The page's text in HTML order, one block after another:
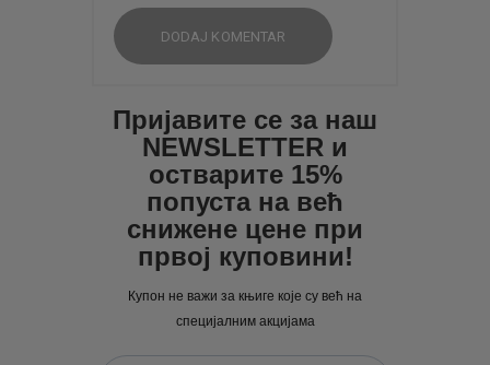
Пријавите се за наш
NEWSLETTER и
остварите 15%
попуста на већ
снижене цене при
првој куповини!
Купон не важи за књиге које су већ на
специјалним акцијама